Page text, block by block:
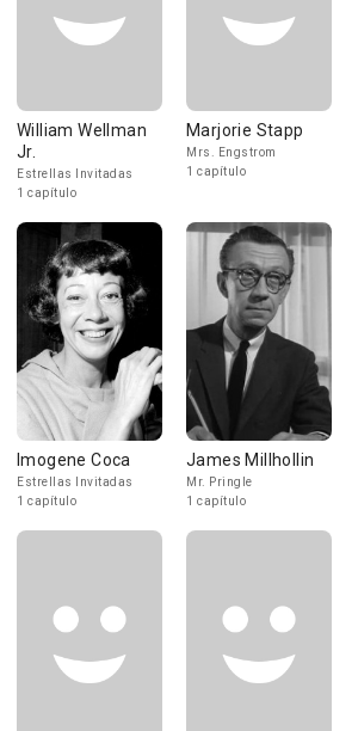
William Wellman
Jr.
Estrellas Invitadas
1 capítulo
Marjorie Stapp
Mrs. Engstrom
1 capítulo
Imogene Coca
Estrellas Invitadas
1 capítulo
James Millhollin
Mr. Pringle
1 capítulo